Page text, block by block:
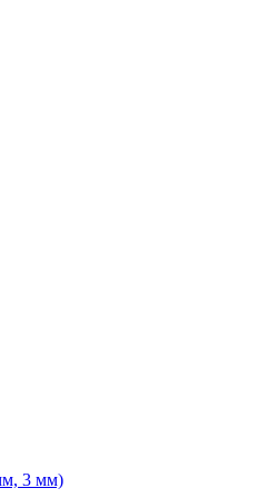
3 мм)